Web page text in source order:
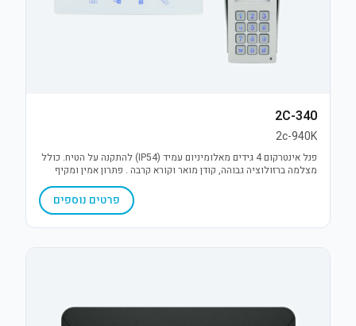
2C-340
2c-940K
פנל אינטרקום 4 גידים מאלומיניום עמיד (IP54) להתקנה על הטיח. כולל
מצלמה ברזולוציה גבוהה, קודן מואר וקורא קרבה . פתרון אמין ומקיף
פרטים נוספים